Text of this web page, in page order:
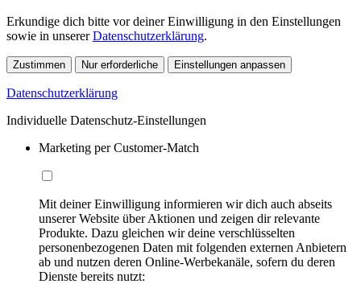
Erkundige dich bitte vor deiner Einwilligung in den Einstellungen
sowie in unsererDatenschutzerklärung.
Zustimmen Nur erforderliche Einstellungen anpassen
Datenschutzerklärung
Individuelle Datenschutz-Einstellungen
Marketing per Customer-Match
Mit deiner Einwilligung informieren wir dich auch abseits
unserer Website über Aktionen und zeigen dir relevante
Produkte. Dazu gleichen wir deine verschlüsselten
personenbezogenen Daten mit folgenden externen Anbietern
ab und nutzen deren Online-Werbekanäle, sofern du deren
Dienste bereits nutzt: